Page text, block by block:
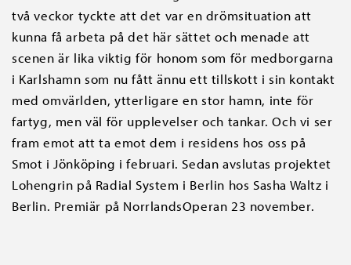
två veckor tyckte att det var en drömsituation att
kunna få arbeta på det här sättet och menade att
scenen är lika viktig för honom som för medborgarna
i Karlshamn som nu fått ännu ett tillskott i sin kontakt
med omvärlden, ytterligare en stor hamn, inte för
fartyg, men väl för upplevelser och tankar. Och vi ser
fram emot att ta emot dem i residens hos oss på
Smot i Jönköping i februari. Sedan avslutas projektet
Lohengrin på Radial System i Berlin hos Sasha Waltz i
Berlin. Premiär på NorrlandsOperan 23 november.